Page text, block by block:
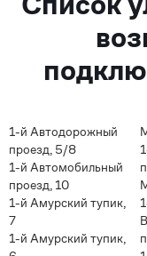
1-й Автодорожный
проезд, 5/8
1-й Автомобильный
проезд, 10
1-й Амурский тупик,
7
1-й Амурский тупик,